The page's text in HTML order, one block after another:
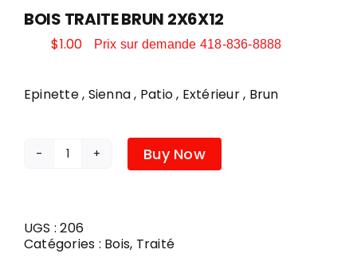
POÊLES ET FOYERS
COUVRE-PLANCHER
BOIS TRAITE BRUN 2X6X12
$1.00 Prix sur demande 418-836-8888
Epinette , Sienna , Patio , Extérieur , Brun
quantité
BRUN
2X6X12
Buy Now
UGS :206
Catégories : Bois, Traité